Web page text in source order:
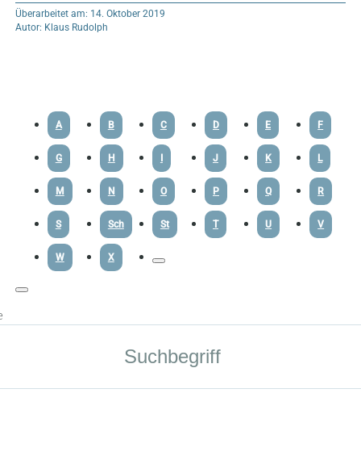
Überarbeitet am: 14. Oktober 2019
Autor: Klaus Rudolph
A B C D E F
G H I J K L
M N O P Q R
S Sch St T U V
W X